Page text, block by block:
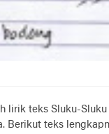
lirik teks Sluku-
Berikut teks